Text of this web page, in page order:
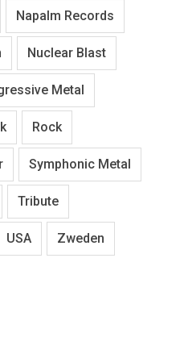
Napalm Records
Nuclear Blast
Metal
Rock
Symphonic Metal
Tribute
USA Zweden